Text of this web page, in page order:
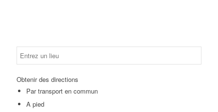
Obtenir des directions
Par transport en commun
A pied